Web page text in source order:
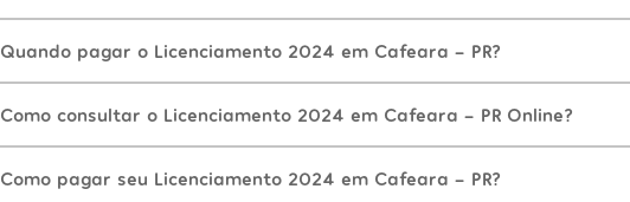
Quando pagar o Licenciamento 2024 em Cafeara - PR?
Como consultar o Licenciamento 2024 em Cafeara - PR Online?
Como pagar seu Licenciamento 2024 em Cafeara - PR?